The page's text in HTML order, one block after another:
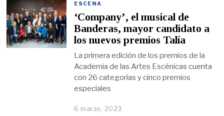
ESCENA
‘Company’, el musical de
Banderas, mayor candidato a
los nuevos premios Talía
La primera edición de los premios de la
Academia de las Artes Escénicas cuenta
con 26 categorías y cinco premios
especiales
6 marzo, 2023